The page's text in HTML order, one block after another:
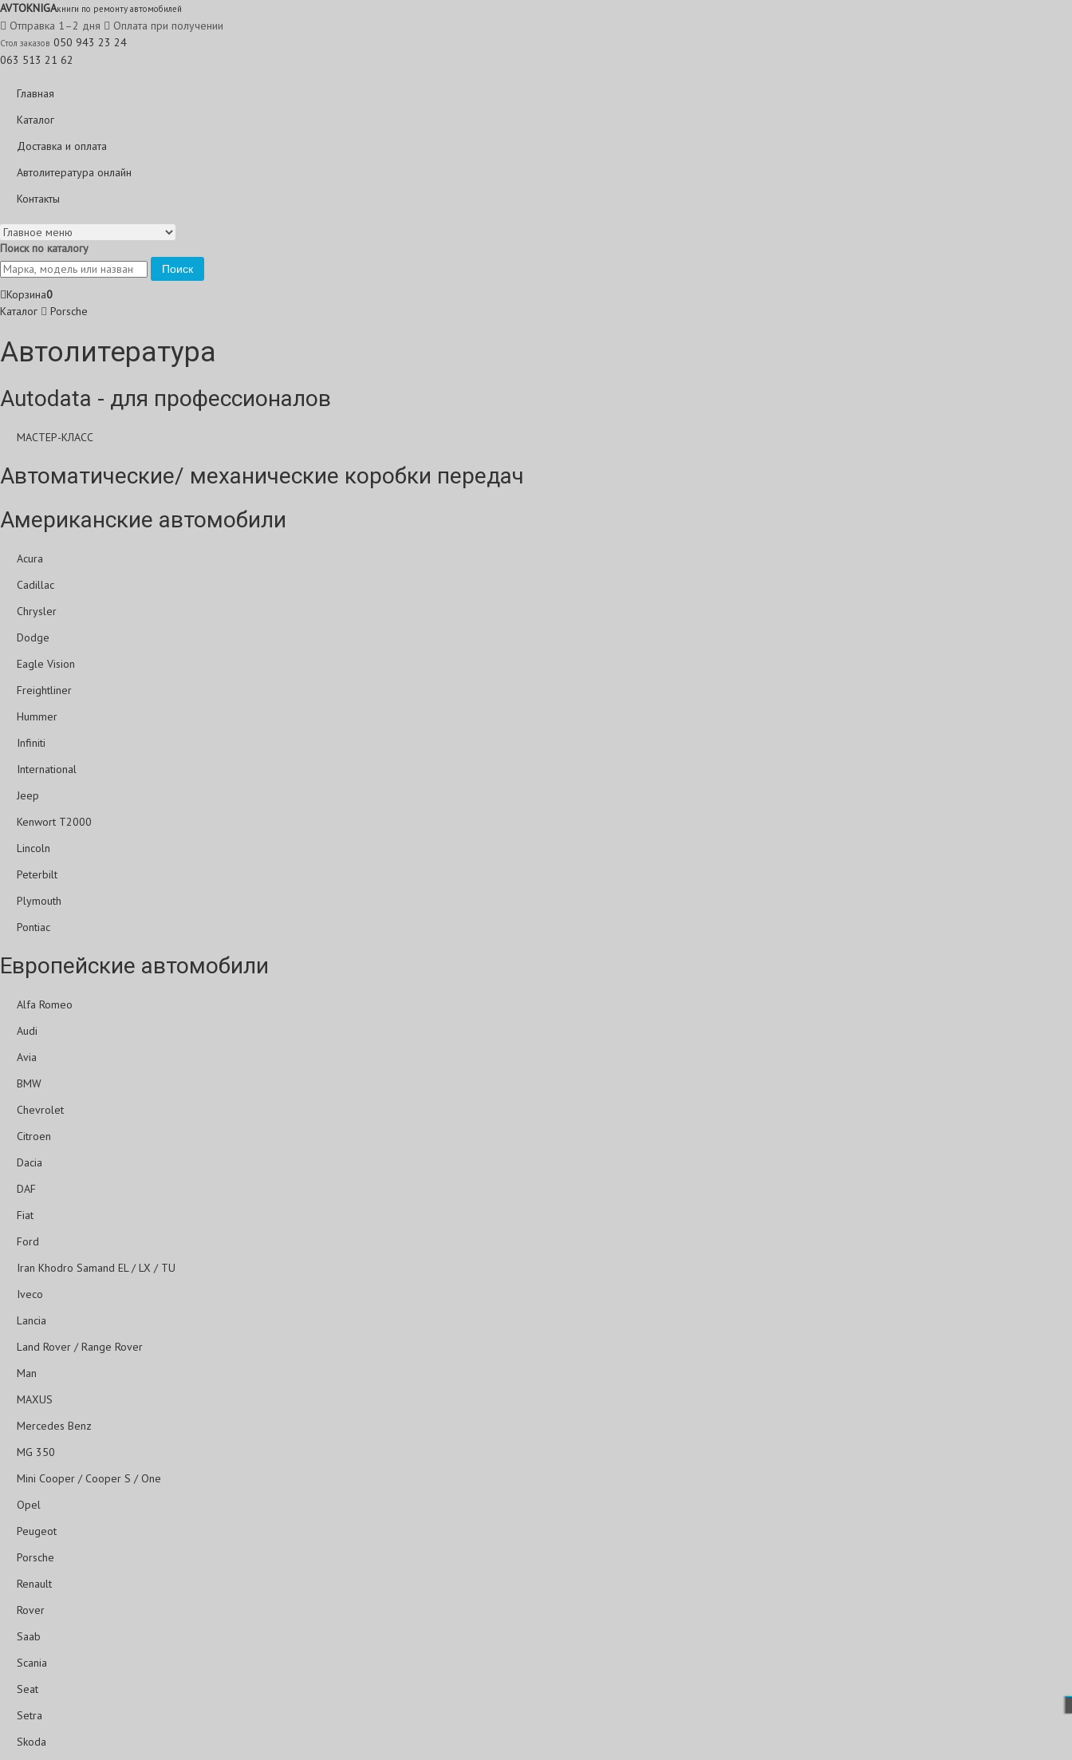
AVTOKNIGAкниги по ремонту автомобилей
Отправка 1–2 дня Оплата при получении
Стол заказов 050 943 23 24
063 513 21 62
Главная
Каталог
Доставка и оплата
Автолитература онлайн
Контакты
Поиск по каталогу
Поиск
Корзина0
Каталог
Porsche
Автолитература
Autodata - для профессионалов
МАСТЕР-КЛАСС
Автоматические/ механические коробки передач
Американские автомобили
Acura
Cadillac
Chrysler
Dodge
Eagle Vision
Freightliner
Hummer
Infiniti
International
Jeep
Kenwort T2000
Lincoln
Peterbilt
Plymouth
Pontiac
Европейские автомобили
Alfa Romeo
Audi
Avia
BMW
Chevrolet
Citroen
Dacia
DAF
Fiat
Ford
Iran Khodro Samand EL / LX / TU
Iveco
Lancia
Land Rover / Range Rover
Man
MAXUS
Mercedes Benz
MG 350
Mini Cooper / Cooper S / One
Opel
Peugeot
Porsche
Renault
Rover
Saab
Scania
Seat
Setra
Skoda